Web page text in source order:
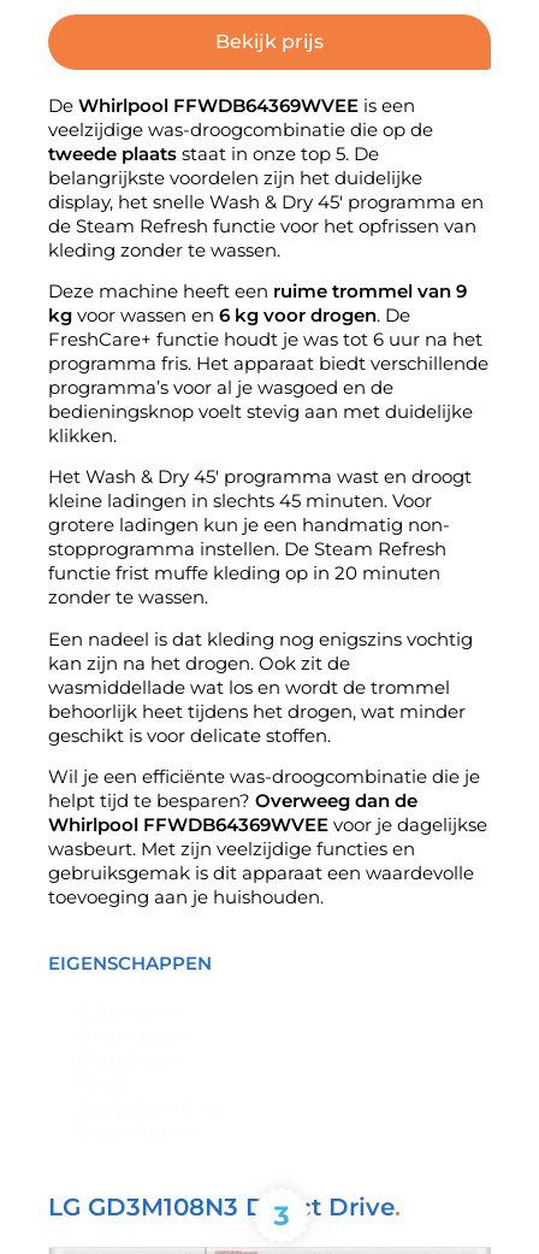
Bekijk prijs
De Whirlpool FFWDB64369WVEE is een
veelzijdige was-droogcombinatie die op de
tweede plaats staat in onze top 5. De
belangrijkste voordelen zijn het duidelijke
display, het snelle Wash & Dry 45′ programma en
de Steam Refresh functie voor het opfrissen van
kleding zonder te wassen.
Deze machine heeft een ruime trommel van 9
kg voor wassen en 6 kg voor drogen. De
FreshCare+ functie houdt je was tot 6 uur na het
programma fris. Het apparaat biedt verschillende
programma’s voor al je wasgoed en de
bedieningsknop voelt stevig aan met duidelijke
klikken.
Het Wash & Dry 45′ programma wast en droogt
kleine ladingen in slechts 45 minuten. Voor
grotere ladingen kun je een handmatig non-
stopprogramma instellen. De Steam Refresh
functie frist muffe kleding op in 20 minuten
zonder te wassen.
Een nadeel is dat kleding nog enigszins vochtig
kan zijn na het drogen. Ook zit de
wasmiddellade wat los en wordt de trommel
behoorlijk heet tijdens het drogen, wat minder
geschikt is voor delicate stoffen.
Wil je een efficiënte was-droogcombinatie die je
helpt tijd te besparen? Overweeg dan de
Whirlpool FFWDB64369WVEE voor je dagelijkse
wasbeurt. Met zijn veelzijdige functies en
gebruiksgemak is dit apparaat een waardevolle
toevoeging aan je huishouden.
EIGENSCHAPPEN
LG GD3M108N3 Direct Drive